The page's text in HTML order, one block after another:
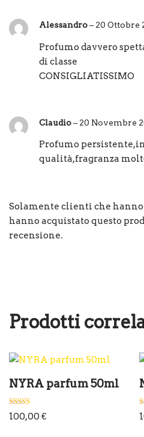
Alessandro– 20 Ottobre
Profumo davvero
di classe
CONSIGLIATISSIMO
Claudio– 20 Novembre
Profumo
qualità,fragranza
Solamente clienti che hanno
hanno acquistato questo
recensione.
Prodotti
NYRA parfum 50ml
Valutato
5.00
100,00 €